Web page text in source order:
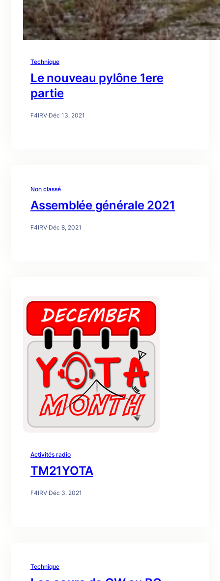
Technique
Le nouveau pylône 1ere
partie
F4IRV·Déc 13, 2021
Non classé
Assemblée générale 2021
F4IRV·Déc 8, 2021
Activités radio
TM21YOTA
F4IRV·Déc 3, 2021
Technique